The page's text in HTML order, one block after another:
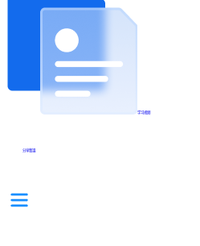
学习视频
分享集锦